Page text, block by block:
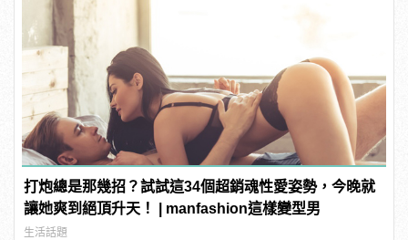
打炮總是那幾招？試試這34個超銷魂性愛姿勢，今晚就
讓她爽到絕頂升天！ | manfashion這樣變型男
生活話題